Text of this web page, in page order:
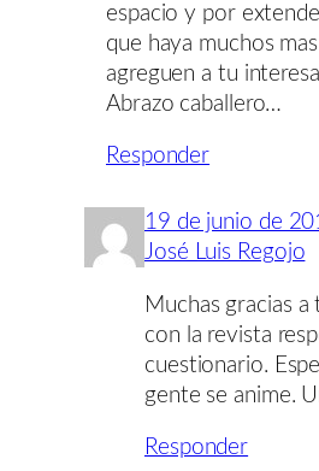
espacio y por
que haya muchos
agreguen a tu
Abrazo caballero…
Responder
19 de junio de
José Luis Regojo
Muchas gracias
con la revista
cuestionario.
gente se anime.
Responder